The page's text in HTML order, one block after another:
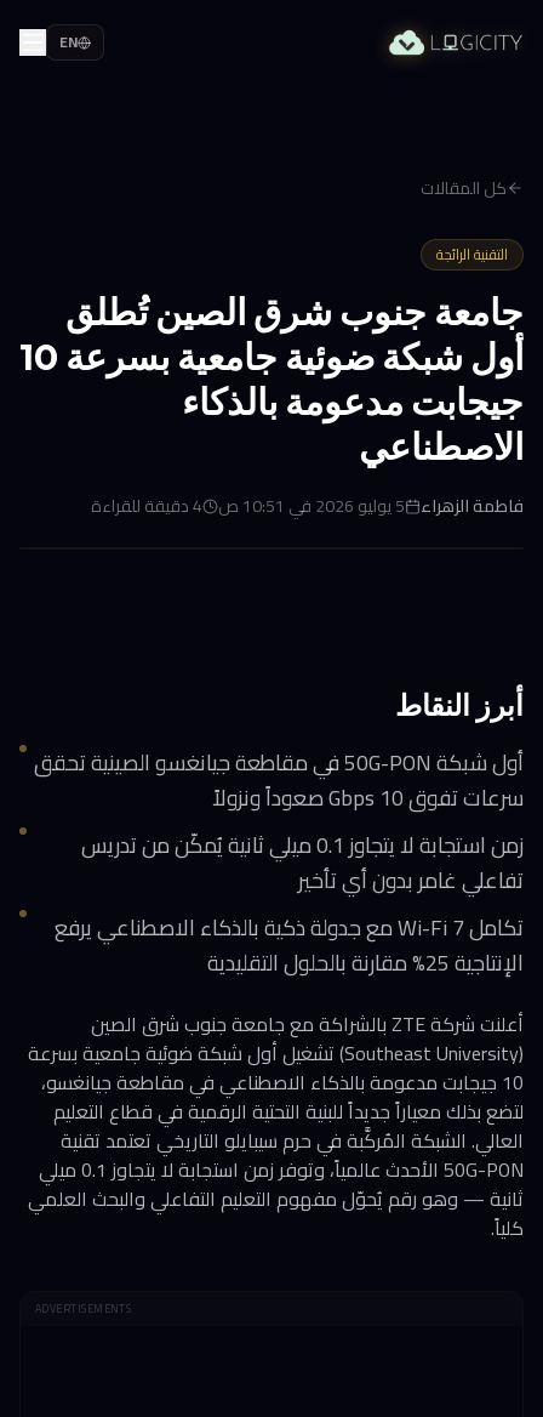
EN
كل المقالات
التقنية الرائجة
جامعة جنوب شرق الصين تُطلق
أول شبكة ضوئية جامعية بسرعة 10
جيجابت مدعومة بالذكاء
الاصطناعي
فاطمة الزهراء 5 يوليو 2026 في 10:51 ص 4دقيقة للقراءة
أبرز النقاط
أول شبكة 50G-PON في مقاطعة جيانغسو الصينية تحقق
سرعات تفوق 10 Gbps صعوداً ونزولاً
زمن استجابة لا يتجاوز 0.1 ميلي ثانية يُمكّن من تدريس
تفاعلي غامر بدون أي تأخير
تكامل Wi-Fi 7 مع جدولة ذكية بالذكاء الاصطناعي يرفع
الإنتاجية 25% مقارنة بالحلول التقليدية
أعلنت شركة ZTE بالشراكة مع جامعة جنوب شرق الصين
(Southeast University) تشغيل أول شبكة ضوئية جامعية بسرعة
10 جيجابت مدعومة بالذكاء الاصطناعي في مقاطعة جيانغسو،
لتضع بذلك معياراً جديداً للبنية التحتية الرقمية في قطاع التعليم
العالي. الشبكة المُركَّبة في حرم سيبايلو التاريخي تعتمد تقنية
50G-PON الأحدث عالمياً، وتوفر زمن استجابة لا يتجاوز 0.1 ميلي
ثانية — وهو رقم يُحوّل مفهوم التعليم التفاعلي والبحث العلمي
كلياً.
ADVERTISEMENTS